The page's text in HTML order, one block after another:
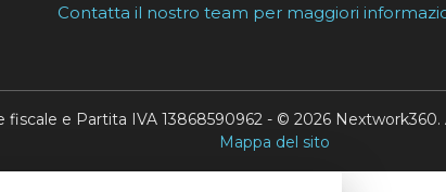
Contatta il nostro team per maggiori
fiscale e Partita IVA 13868590962 - © 2026 Nextwork360.
Mappa del sito